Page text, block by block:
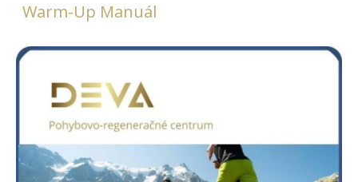
Warm-Up Manuál